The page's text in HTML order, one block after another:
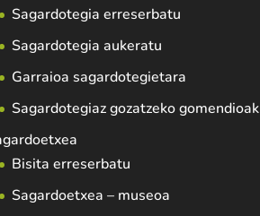
Sagardotegia erreserbatu
Sagardotegia aukeratu
Garraioa sagardotegietara
Sagardotegiaz gozatzeko gomendioak
Bisita erreserbatu
Sagardoetxea – museoa